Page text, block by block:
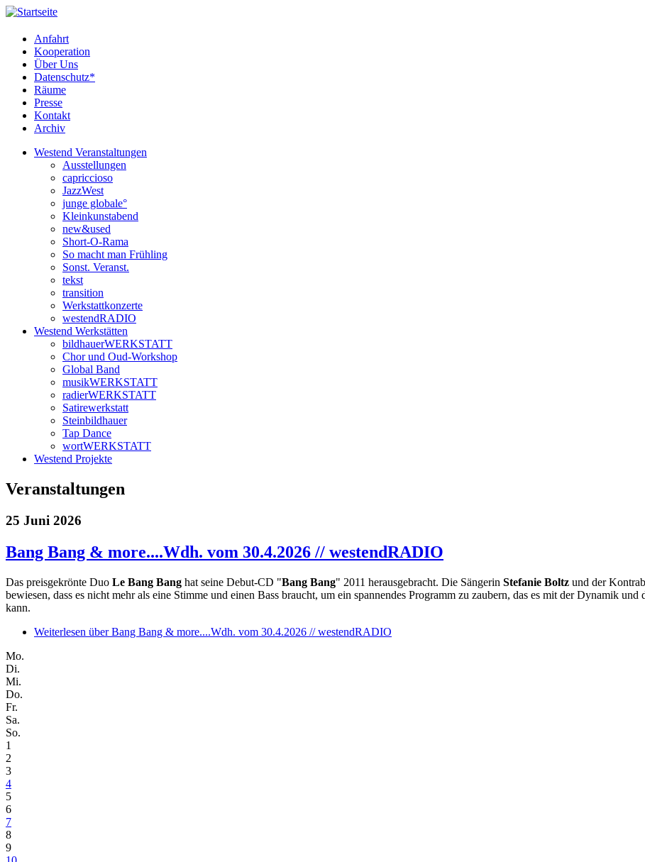
Anfahrt
Kooperation
Über Uns
Datenschutz*
Räume
Presse
Kontakt
Archiv
Westend Veranstaltungen
Ausstellungen
capriccioso
JazzWest
junge globale°
Kleinkunstabend
new&used
Short-O-Rama
So macht man Frühling
Sonst. Veranst.
tekst
transition
Werkstattkonzerte
westendRADIO
Westend Werkstätten
bildhauerWERKSTATT
Chor und Oud-Workshop
Global Band
musikWERKSTATT
radierWERKSTATT
Satirewerkstatt
Steinbildhauer
Tap Dance
wortWERKSTATT
Westend Projekte
Veranstaltungen
25 Juni 2026
Bang Bang & more....Wdh. vom 30.4.2026 // westendRADIO
Das preisgekrönte Duo Le Bang Bang hat seine Debut-CD "Bang Bang" 2011 herausgebracht. Die Sängerin Stefanie Boltz und der
bewiesen, dass es nicht mehr als eine Stimme und einen Bass braucht, um ein spannendes Programm zu zaubern, das es mit der Dynamik
kann.
Weiterlesen über Bang Bang & more....Wdh. vom 30.4.2026 // westendRADIO
Mo.
Di.
Mi.
Do.
Fr.
Sa.
So.
1
2
3
4
5
6
7
8
9